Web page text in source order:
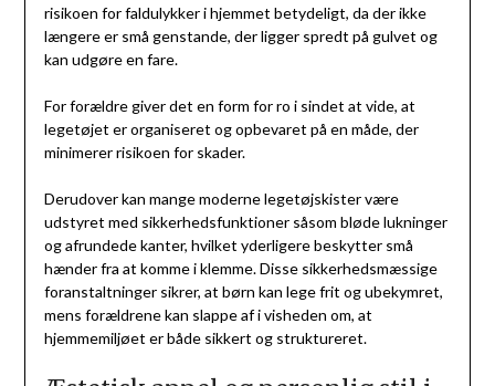
risikoen for faldulykker i hjemmet betydeligt, da der ikke
længere er små genstande, der ligger spredt på gulvet og
kan udgøre en fare.
For forældre giver det en form for ro i sindet at vide, at
legetøjet er organiseret og opbevaret på en måde, der
minimerer risikoen for skader.
Derudover kan mange moderne legetøjskister være
udstyret med sikkerhedsfunktioner såsom bløde lukninger
og afrundede kanter, hvilket yderligere beskytter små
hænder fra at komme i klemme. Disse sikkerhedsmæssige
foranstaltninger sikrer, at børn kan lege frit og ubekymret,
mens forældrene kan slappe af i visheden om, at
hjemmemiljøet er både sikkert og struktureret.